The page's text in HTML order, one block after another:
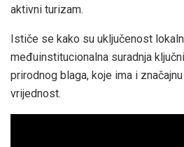
aktivni turizam.
Ističe se kako su uključenost
međuinstitucionalna suradnja
prirodnog blaga, koje ima i
vrijednost.